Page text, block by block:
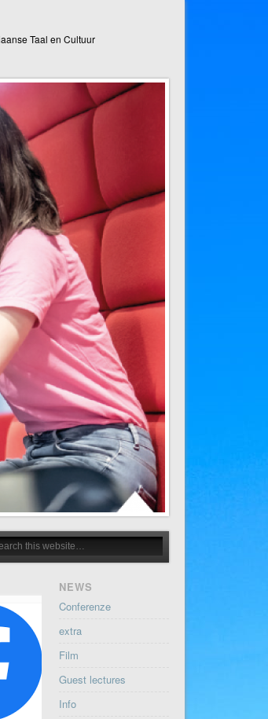
Taal en Cultuur
NEWS
Conferenze
extra
Film
Guest lectures
Info